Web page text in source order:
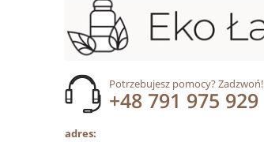
Potrzebujesz pomocy? Zadzwoń!
+48 791 975 929
adres: